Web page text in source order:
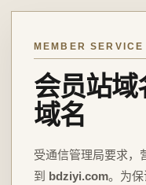
MEMBER SERVICE
会员站域
域名
受通信管理局要求，
到 bdziyi.com。为